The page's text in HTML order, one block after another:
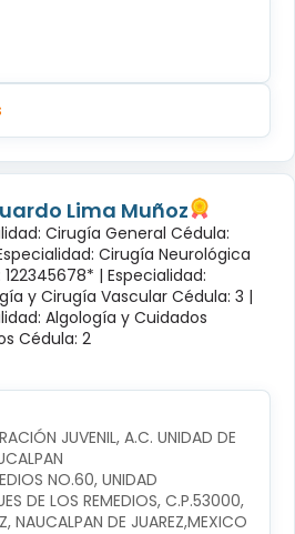
Lima Muñoz
Cirugía General Cédula:
Cirugía Neurológica
| Especialidad:
y Cirugía Vascular Cédula: 3 |
Algología y Cuidados
Cédula: 2
JUVENIL, A.C. UNIDAD DE
NO.60, UNIDAD
DE LOS REMEDIOS, C.P.53000,
NAUCALPAN DE JUAREZ,MEXICO